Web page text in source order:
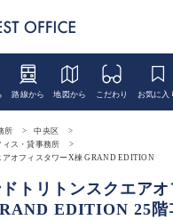
路線から 地図から こだわり お気に入
所
中央区
ィス・貸事務所
アオフィスタワーX棟 GRAND EDITION
トリトンスクエアオ
EDITION 25階